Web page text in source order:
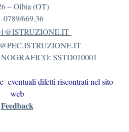
– Olbia (OT)
0789/669.36
SSTD010001
eventuali difetti riscontrati nel sito
web
Feedback